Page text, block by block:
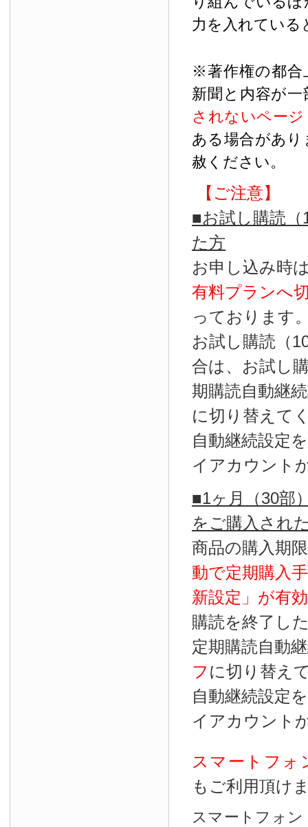
力を入れている
※著作権の都合
新聞と内容が
されないペー
ある場合があ
赦ください。
【ご注意】
■お試し購読
た方
お申し込み時
有料プランへ
っております
お試し購読（
合は、お試し
期購読自動継
に切り替えて
自動継続設定
イアカウント
■1ヶ月（30部
をご購入され
商品の購入期
動で定期購入
新設定」が有効
購読を終了し
定期購読自動
フ に切り替え
自動継続設定
イアカウント
スマートフォ
もご利用頂け
スマートフォ